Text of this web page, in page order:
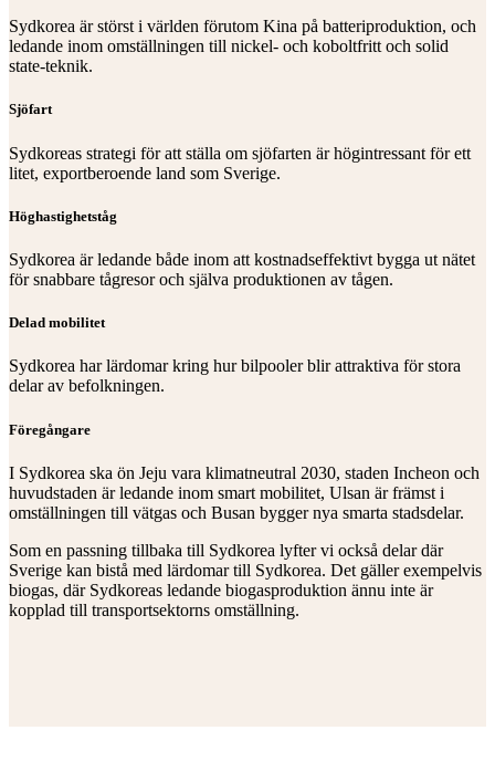
Sydkorea är störst i världen förutom Kina på batteriproduktion, och
ledande inom omställningen till nickel- och koboltfritt och solid
state-teknik.
Sjöfart
Sydkoreas strategi för att ställa om sjöfarten är högintressant för ett
litet, exportberoende land som Sverige.
Höghastighetståg
Sydkorea är ledande både inom att kostnadseffektivt bygga ut nätet
för snabbare tågresor och själva produktionen av tågen.
Delad mobilitet
Sydkorea har lärdomar kring hur bilpooler blir attraktiva för stora
delar av befolkningen.
Föregångare
I Sydkorea ska ön Jeju vara klimatneutral 2030, staden Incheon och
huvudstaden är ledande inom smart mobilitet, Ulsan är främst i
omställningen till vätgas och Busan bygger nya smarta stadsdelar.
Som en passning tillbaka till Sydkorea lyfter vi också delar där
Sverige kan bistå med lärdomar till Sydkorea. Det gäller exempelvis
biogas, där Sydkoreas ledande biogasproduktion ännu inte är
kopplad till transportsektorns omställning.